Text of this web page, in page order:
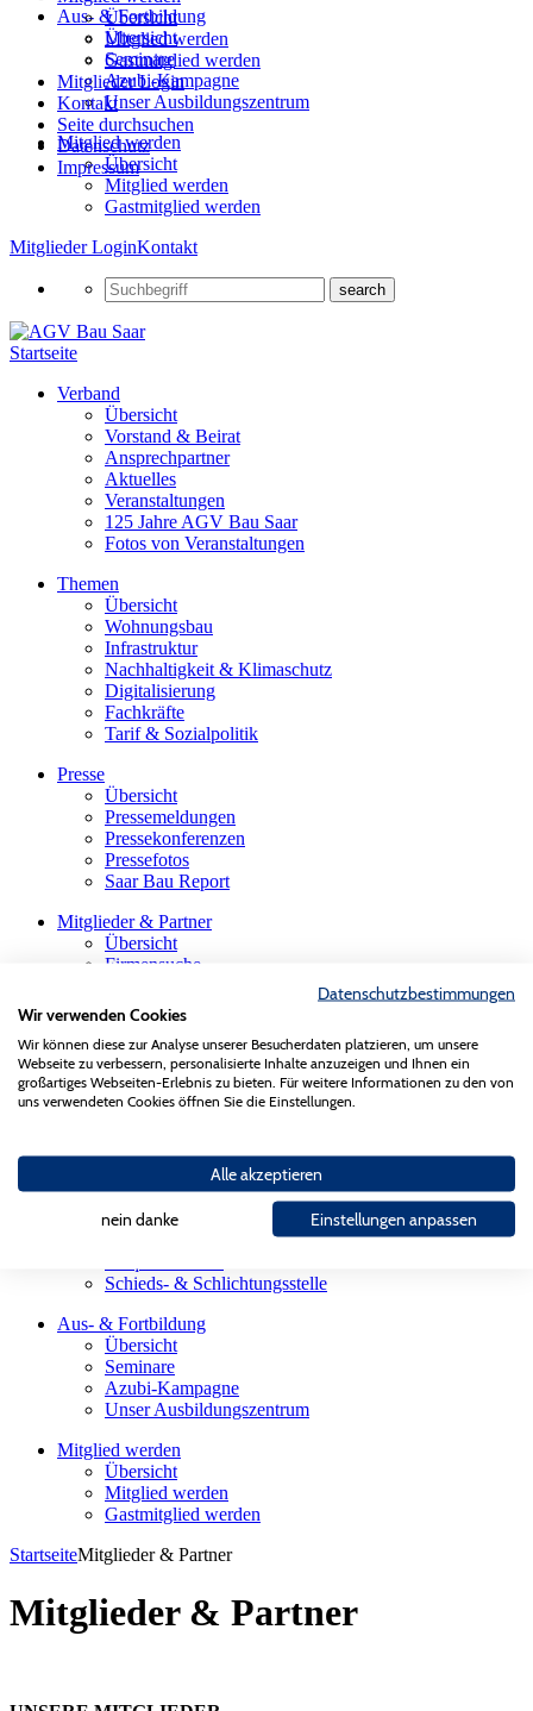
Übersicht
Mitglied werden
Gastmitglied werden
Mitglieder Login
Kontakt
Seite durchsuchen
Datenschutz
Impressum
Aus- & Fortbildung
Übersicht
Seminare
Azubi-Kampagne
Unser Ausbildungszentrum
Mitglied werden
Übersicht
Mitglied werden
Gastmitglied werden
Mitglieder LoginKontakt
Startseite
Verband
Übersicht
Vorstand & Beirat
Ansprechpartner
Aktuelles
Veranstaltungen
125 Jahre AGV Bau Saar
Fotos von Veranstaltungen
Themen
Übersicht
Wohnungsbau
Infrastruktur
Nachhaltigkeit & Klimaschutz
Digitalisierung
Fachkräfte
Tarif & Sozialpolitik
Presse
Übersicht
Pressemeldungen
Pressekonferenzen
Pressefotos
Saar Bau Report
Mitglieder & Partner
Übersicht
Firmensuche
Die saarländische Bauindustrie
Innungen & Fachgruppen
VBS-Verband der Baustoffindustrie
Landesgütegemeinschaft
Gesellschaften des AGV Bau Saar
Bauherren
Firmensuche
Sachverständige
Schieds- & Schlichtungsstelle
Aus- & Fortbildung
Übersicht
Seminare
Azubi-Kampagne
Unser Ausbildungszentrum
Mitglied werden
Übersicht
Mitglied werden
Gastmitglied werden
StartseiteMitglieder & Partner
Mitglieder & Partner
Datenschutzbestimmungen
Wir verwenden Cookies
Wir können diese zur Analyse unserer Besucherdaten platzieren, um unsere
Webseite zu verbessern, personalisierte Inhalte anzuzeigen und Ihnen ein
großartiges Webseiten-Erlebnis zu bieten. Für weitere Informationen zu den von
uns verwendeten Cookies öffnen Sie die Einstellungen.
Alle akzeptieren
nein danke Einstellungen anpassen